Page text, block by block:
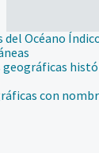
Atlántico
Pacífico
del Océano
con